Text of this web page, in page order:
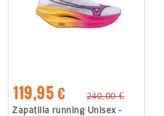
119,95 €
240,00 €
Zapatilla running Unisex -